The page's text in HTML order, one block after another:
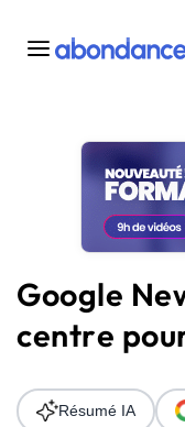
Toutes les actus
Actus SEO
Plateforme
Solutions
Ressources
Audit SEO
Google
centre
Résumé IA